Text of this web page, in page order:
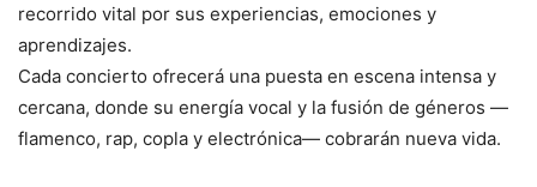
recorrido vital por sus experiencias, emociones y
aprendizajes.
Cada concierto ofrecerá una puesta en escena intensa y
cercana, donde su energía vocal y la fusión de géneros —
flamenco, rap, copla y electrónica— cobrarán nueva vida.